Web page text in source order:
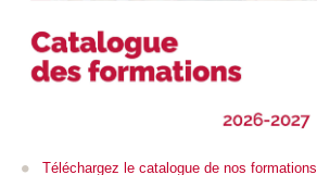
Téléchargez le catalogue de nos formations